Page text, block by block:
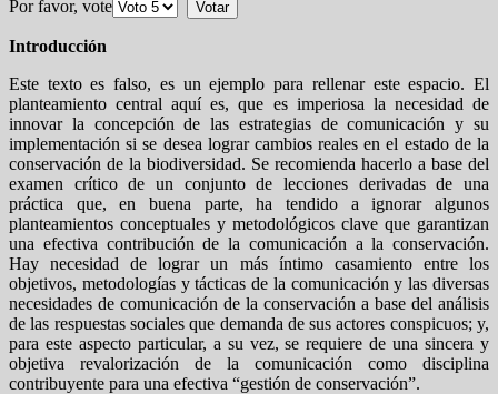
Por favor, vote
Introducción
Este texto es falso, es un ejemplo para rellenar este espacio. El
planteamiento central aquí es, que es imperiosa la necesidad de
innovar la concepción de las estrategias de comunicación y su
implementación si se desea lograr cambios reales en el estado de la
conservación de la biodiversidad. Se recomienda hacerlo a base del
examen crítico de un conjunto de lecciones derivadas de una
práctica que, en buena parte, ha tendido a ignorar algunos
planteamientos conceptuales y metodológicos clave que garantizan
una efectiva contribución de la comunicación a la conservación.
Hay necesidad de lograr un más íntimo casamiento entre los
objetivos, metodologías y tácticas de la comunicación y las diversas
necesidades de comunicación de la conservación a base del análisis
de las respuestas sociales que demanda de sus actores conspicuos; y,
para este aspecto particular, a su vez, se requiere de una sincera y
objetiva revalorización de la comunicación como disciplina
contribuyente para una efectiva “gestión de conservación”.